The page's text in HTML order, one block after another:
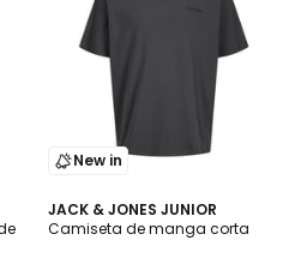
New in
JACK & JONES JUNIOR
Camiseta de manga corta
2
Colores